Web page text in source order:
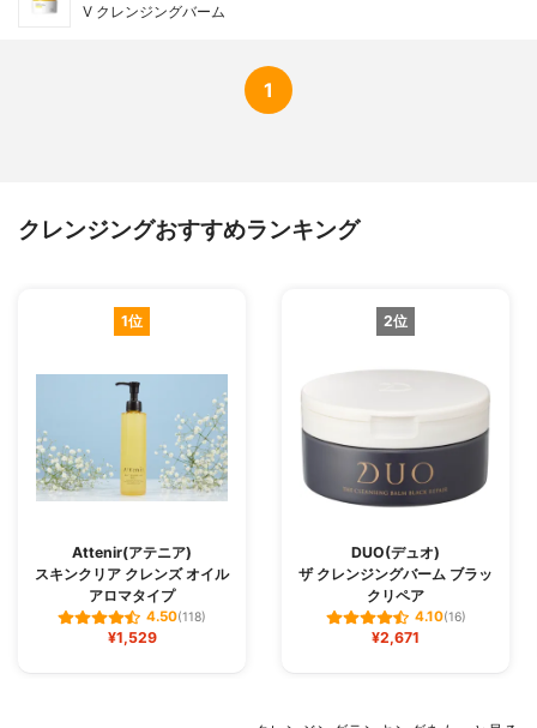
V クレンジングバーム
1
クレンジングおすすめランキング
1位
Attenir(アテニア)
スキンクリア クレンズ オイル
アロマタイプ
4.50(118)
¥1,529
2位
DUO(デュオ)
ザ クレンジングバーム ブラッ
クリペア
4.10(16)
¥2,671